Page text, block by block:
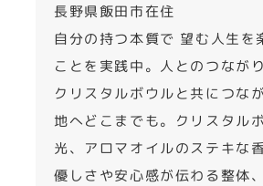
長野県飯田市在住
自分の持つ本質で 望む人生を
ことを実践中。人とのつなが
クリスタルボウルと共につな
地へどこまでも。クリスタル
光、アロマオイルのステキな
優しさや安心感が伝わる整体